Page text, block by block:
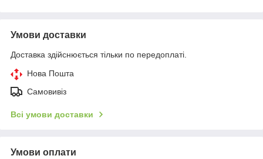
Умови доставки
Доставка здійснюється тільки по передоплаті.
Нова Пошта
Самовивіз
Всі умови доставки
Умови оплати